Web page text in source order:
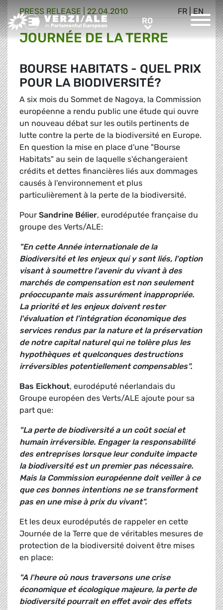
Greens/EFA Home RORO
FR EN
PRESS RELEASE | 22.04.2010
JOURNÉE DE LA TERRE
BOURSE HABITATS - QUEL PRIX
POUR LA BIODIVERSITÉ?
A six mois du Sommet de Nagoya, la Commission
européenne a rendu public une étude qui ouvre
un nouveau débat sur les outils pertinents de
lutte contre la perte de la biodiversité en Europe.
En question la mise en place d'une "Bourse
Habitats" au sein de laquelle s'échangeraient
crédits et dettes financières liés aux dommages
causés à l'environnement et plus
particulièrement à la perte de la biodiversité.
Pour Sandrine Bélier, eurodéputée française du
groupe des Verts/ALE:
"En cette Année internationale de la
Biodiversité et les enjeux qui y sont liés, l'option
visant à soumettre l'avenir du vivant à des
marchés de compensation est non seulement
préoccupante mais assurément inappropriée.
La priorité et les enjeux doivent rester
l'évaluation et l'intégration économique des
services rendus par la nature et la préservation
de notre capital naturel qui ne tolère plus les
hypothèques et quelconques destructions
irréversibles potentiellement compensables".
Bas Eickhout, eurodéputé néerlandais du
Groupe européen des Verts/ALE ajoute pour sa
part que:
"La perte de biodiversité a un coût social et
humain irréversible. Engager la responsabilité
des entreprises lorsque leur conduite impacte
la biodiversité est un premier pas nécessaire.
Mais la Commission européenne doit veiller à ce
que ces bonnes intentions ne se transforment
pas en une mise à prix du vivant".
Et les deux eurodéputés de rappeler en cette
Journée de la Terre que de véritables mesures de
protection de la biodiversité doivent être mises
en place:
"A l'heure où nous traversons une crise
économique et écologique majeure, la perte de
biodiversité pourrait en effet avoir des effets